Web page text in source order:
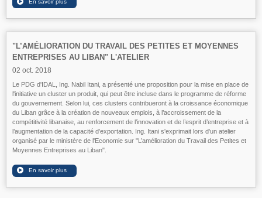
"L’AMÉLIORATION DU TRAVAIL DES PETITES ET MOYENNES
ENTREPRISES AU LIBAN" L'ATELIER
02 oct. 2018
Le PDG d'IDAL, Ing. Nabil Itani, a présenté une proposition pour la mise en place de
l'initiative un cluster un produit, qui peut être incluse dans le programme de réforme
du gouvernement. Selon lui, ces clusters contribueront à la croissance économique
du Liban grâce à la création de nouveaux emplois, à l’accroissement de la
compétitivité libanaise, au renforcement de l’innovation et de l’esprit d’entreprise et à
l’augmentation de la capacité d’exportation. Ing. Itani s'exprimait lors d'un atelier
organisé par le ministère de l'Economie sur "L’amélioration du Travail des Petites et
Moyennes Entreprises au Liban".